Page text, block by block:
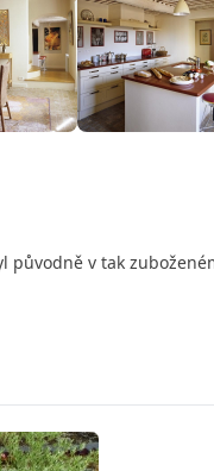
původně v tak